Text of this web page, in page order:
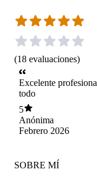
(18 evaluaciones)
Excelente
todo
5
Anónima
Febrero 2026
SOBRE MÍ